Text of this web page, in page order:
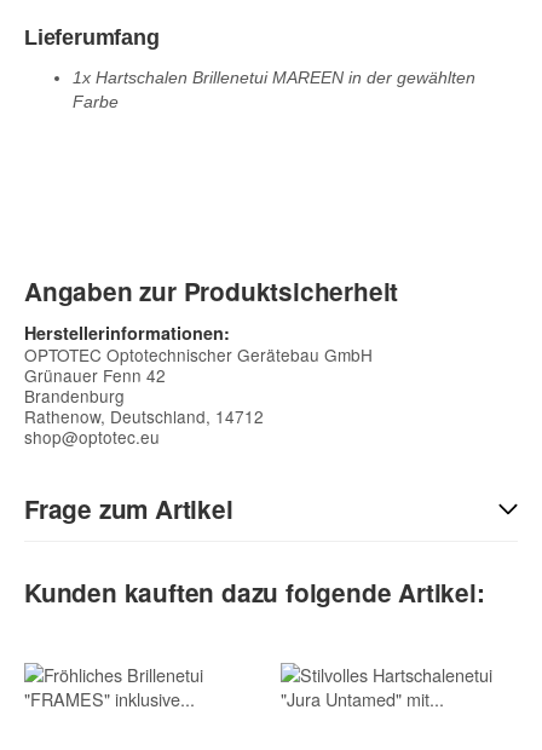
Lieferumfang
1x Hartschalen Brillenetui MAREEN in der gewählten
Farbe
Angaben zur Produktsicherheit
Herstellerinformationen:
OPTOTEC Optotechnischer Gerätebau GmbH
Grünauer Fenn 42
Brandenburg
Rathenow, Deutschland, 14712
shop@optotec.eu
Frage zum Artikel
Kunden kauften dazu folgende Artikel: